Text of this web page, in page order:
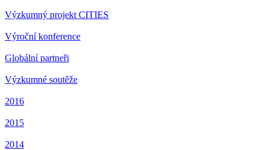
Výzkumný projekt CITIES
Výroční konference
Globální partneři
Výzkumné soutěže
2016
2015
2014